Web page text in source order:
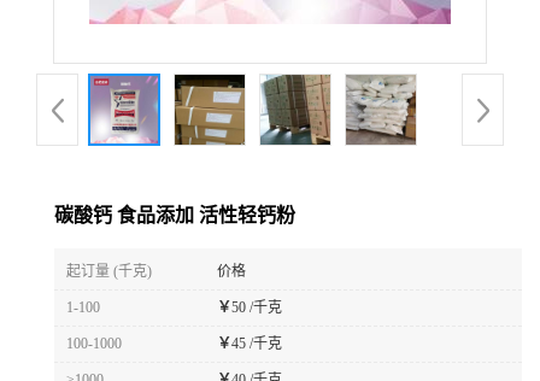
碳酸钙 食品添加 活性轻钙粉
起订量 (千克) 价格
1-100 ￥50 /千克
100-1000 ￥45 /千克